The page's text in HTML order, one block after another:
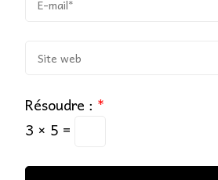
Résoudre : *
3 × 5 =